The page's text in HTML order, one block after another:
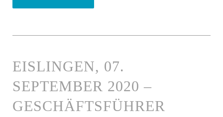
EISLINGEN, 07.
SEPTEMBER 2020 –
GESCHÄFTSFÜHRER